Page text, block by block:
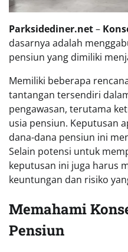
Parksidediner.net–
dasarnya adalah
pensiun yang dimiliki
Memiliki beberapa
tantangan tersendiri
pengawasan, terutama
usia pensiun. Keputusan
dana-dana pensiun ini
Selain potensi untuk
keputusan ini juga harus
keuntungan dan risiko
Memahami
Pensiun